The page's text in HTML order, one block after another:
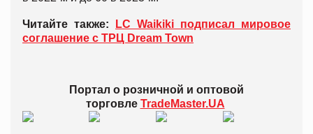
Читайте также:
LC Waikiki подписал мировое
соглашение с ТРЦ Dream Town
Портал о розничной и оптовой
торговле TradeMaster.UA